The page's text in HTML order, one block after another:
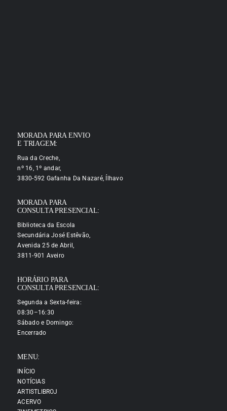
MORADA PARA ENVIO
E TRIAGEM:
Rua da Creche,
nº 16, 1º andar,
3830-592 Gafanha Da Nazaré, Ílhavo
MORADA PARA
CONSULTA PRESENCIAL:
Biblioteca da Escola
Secundária José Estêvão,
Avenida 25 de Abril,
3811-901 Aveiro
HORÁRIO PARA
CONSULTA PRESENCIAL:
Segunda a Sexta-feira:
08:30–16:30
Sábado e Domingo:
Encerrado
MENU:
INÍCIO
NOTÍCIAS
ARTISTLIBROJ
ACERVO